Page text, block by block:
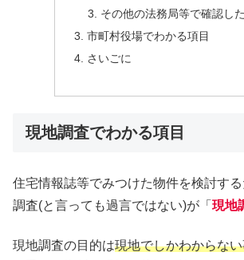
その他の法務局等で確認し
市町村役場でわかる項目
さいごに
現地調査でわかる項目
住宅情報誌等でみつけた物件を検討す
調査(と言っても過言ではない)が「 現地
現地調査の目的は現地でしかわからな